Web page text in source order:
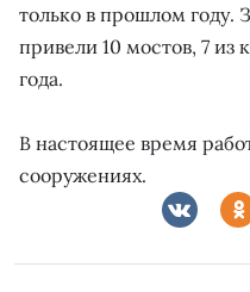
только в прошлом году.
привели 10 мостов, 7 из
года.
В настоящее время
сооружениях.